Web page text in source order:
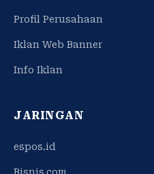
Profil Perusahaan
Iklan Web Banner
Info Iklan
JARINGAN
espos.id
Bisnis.com